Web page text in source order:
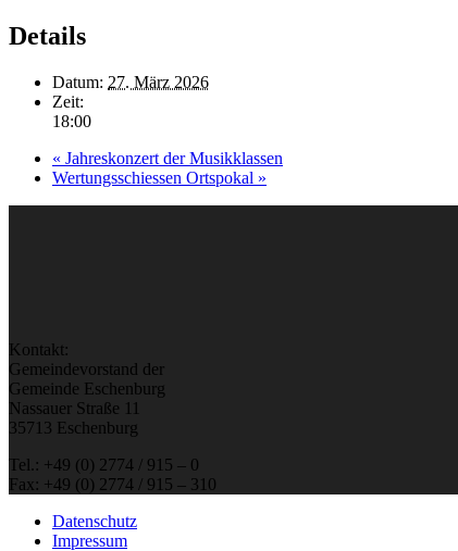
Details
Datum: 27. März 2026
Zeit:
18:00
« Jahreskonzert der Musikklassen
Wertungsschiessen Ortspokal »
Kontakt:
Gemeindevorstand der
Gemeinde Eschenburg
Nassauer Straße 11
35713 Eschenburg
Tel.: +49 (0) 2774 / 915 – 0
Fax: +49 (0) 2774 / 915 – 310
Datenschutz
Impressum